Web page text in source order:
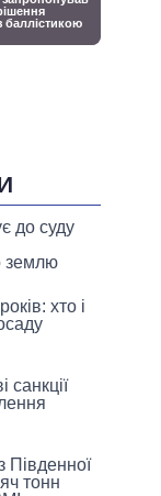
до суду
землю
хто і
Південної
тонн